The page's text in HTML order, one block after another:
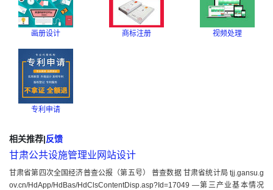
画册设计 商标注册 视频处理
专利申请
相关推荐|反馈
甘肃公共设施管理业网站设计
甘肃省第四次全国经济普查公报（第五号） 普查数据 甘肃省统计局 tjj.gansu.g
ov.cn/HdApp/HdBas/HdClsContentDisp.asp?Id=17049 —第三产业基本情况